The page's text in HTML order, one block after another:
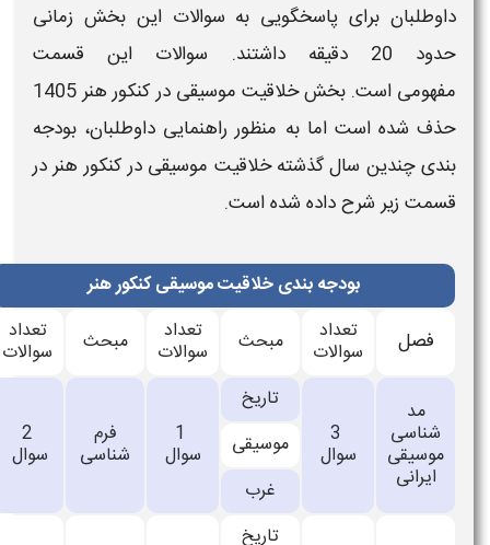
بهسوالاتاین بخش زمانی
سوالاتاین قسمت
خش خلاقیت موسیقی در کنکور هنر 1405
راهنمایی داوطلبان،بودجه
موسیقی درکنکور هنردر
است.
موسیقی کنکور هنر
تعداد
سوالات مبحث تعداد
سوالات
1
سوال
فرم
شناسی
2
سوال